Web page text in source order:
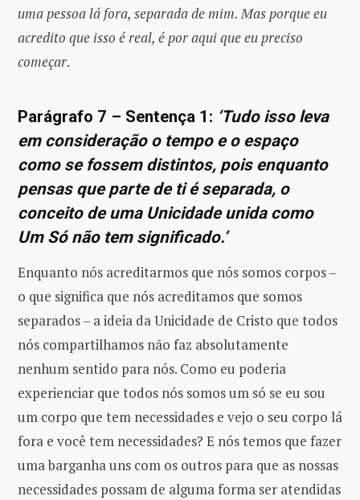
uma pessoa lá fora, separada de mim. Mas porque eu
acredito que isso é real, é por aqui que eu preciso
começar.
Parágrafo 7 – Sentença 1: ‘Tudo isso leva
em consideração o tempo e o espaço
como se fossem distintos, pois enquanto
pensas que parte de ti é separada, o
conceito de uma Unicidade unida como
Um Só não tem significado.’
Enquanto nós acreditarmos que nós somos corpos –
o que significa que nós acreditamos que somos
separados – a ideia da Unicidade de Cristo que todos
nós compartilhamos não faz absolutamente
nenhum sentido para nós. Como eu poderia
experienciar que todos nós somos um só se eu sou
um corpo que tem necessidades e vejo o seu corpo lá
fora e você tem necessidades? E nós temos que fazer
uma barganha uns com os outros para que as nossas
necessidades possam de alguma forma ser atendidas